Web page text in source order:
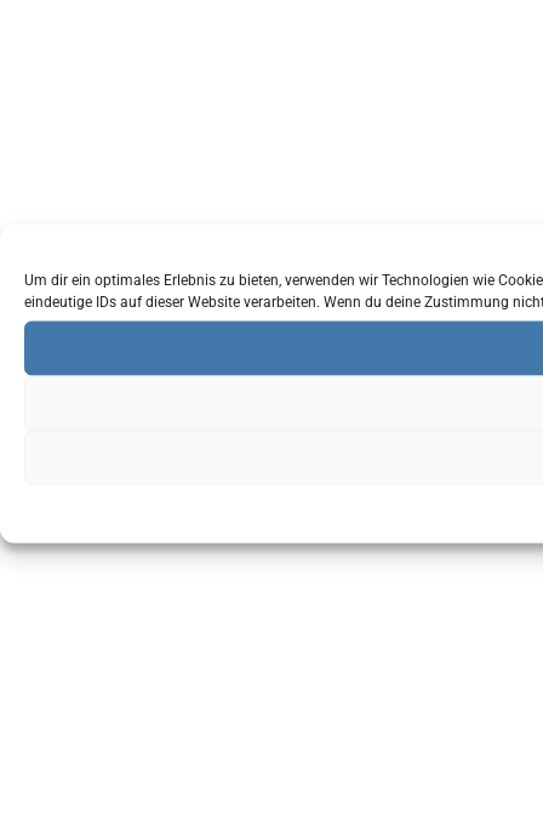
Um dir ein optimales Erlebnis zu bieten, verwenden wir Technologien wie
eindeutige IDs auf dieser Website verarbeiten. Wenn du deine Zustimmung